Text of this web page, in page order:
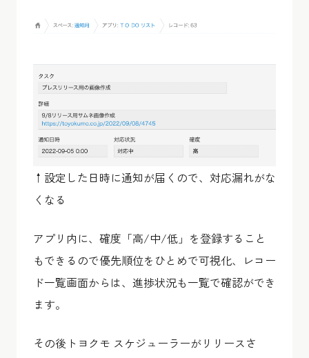
↑設定した日時に通知が届くので、対応漏れがな
くなる
アプリ内に、確度「高/中/低」を登録すること
もできるので優先順位をひとめで可視化、レコー
ド一覧画面からは、進捗状況も一覧で確認ができ
ます。
その後トヨクモ スケジューラーがリリースさ